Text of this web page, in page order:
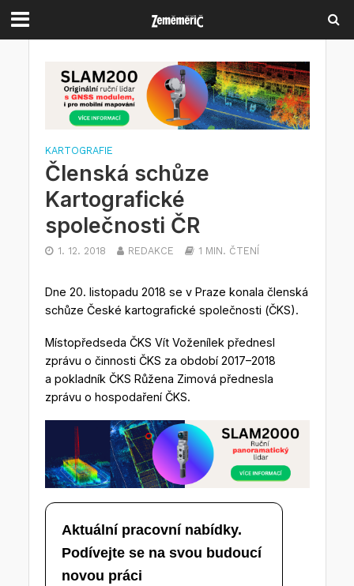
KARTOGRAFIE
Členská schůze
Kartografické
společnosti ČR
1. 12. 2018 REDAKCE 1 MIN. ČTENÍ
Dne 20. listopadu 2018 se v Praze konala členská
schůze České kartografické společnosti (ČKS).
Místopředseda ČKS Vít Voženílek přednesl
zprávu o činnosti ČKS za období 2017–2018
a pokladník ČKS Růžena Zimová přednesla
zprávu o hospodaření ČKS.
Aktuální pracovní nabídky.
Podívejte se na svou budoucí
novou práci